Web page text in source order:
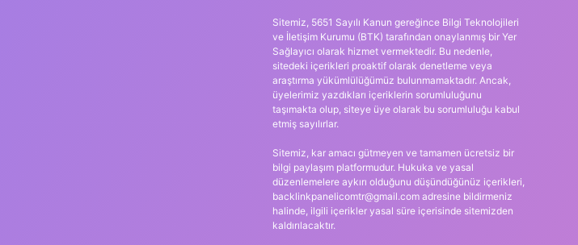
Sitemiz, 5651 Sayılı Kanun gereğince Bilgi Teknolojileri
ve İletişim Kurumu (BTK) tarafından onaylanmış bir Yer
Sağlayıcı olarak hizmet vermektedir. Bu nedenle,
sitedeki içerikleri proaktif olarak denetleme veya
araştırma yükümlülüğümüz bulunmamaktadır. Ancak,
üyelerimiz yazdıkları içeriklerin sorumluluğunu
taşımakta olup, siteye üye olarak bu sorumluluğu kabul
etmiş sayılırlar.
Sitemiz, kar amacı gütmeyen ve tamamen ücretsiz bir
bilgi paylaşım platformudur. Hukuka ve yasal
düzenlemelere aykırı olduğunu düşündüğünüz içerikleri,
backlinkpanelicomtr@gmail.comadresine bildirmeniz
halinde, ilgili içerikler yasal süre içerisinde sitemizden
kaldırılacaktır.